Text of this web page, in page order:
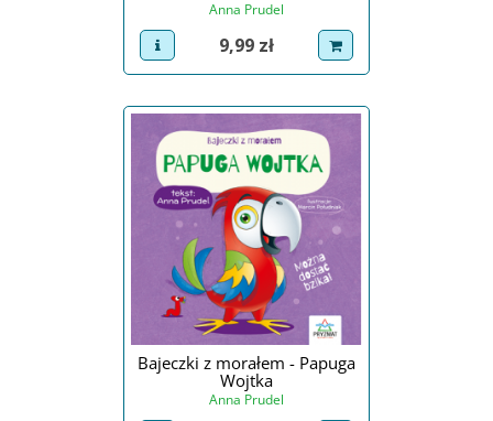
Anna Prudel
view product
Cena
9,99 zł dodaj do koszyka
Bajeczki z morałem - Papuga
Wojtka
Anna Prudel